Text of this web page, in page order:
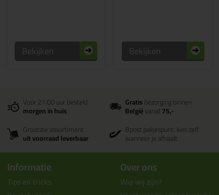
Bekijken Bekijken
Voor 21:00 uur besteld
morgen in huis
Gratisbezorging binnen
Belgiëvanaf75,-
Grootste assortiment
uit voorraad leverbaar
Bpost pakjespunt: kies zelf
wanneer je afhaalt
Informatie
Tips en tricks
Over ons
Wie wij zijn?